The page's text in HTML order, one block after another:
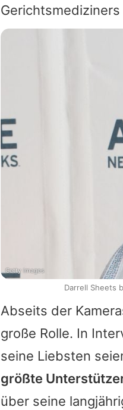
Abseits der
große Rolle. In
seine Liebsten
größte
über seine
Getty Images
Darrell Sheets